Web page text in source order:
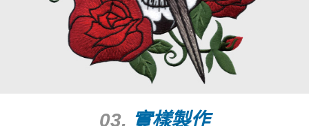
03. 實樣製作